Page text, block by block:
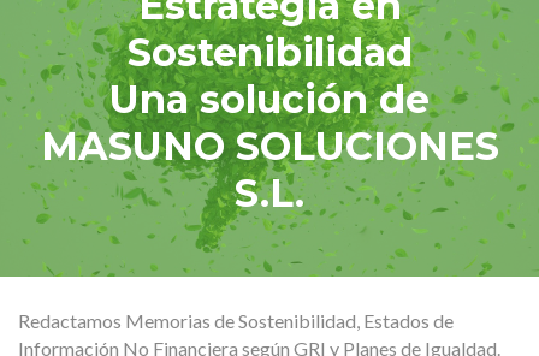
Sostenibilidad
Una solución de
MASUNO SOLUCIONES
S.L.
Redactamos Memorias de Sostenibilidad, Estados de
Información No Financiera según GRI y Planes de Igualdad.